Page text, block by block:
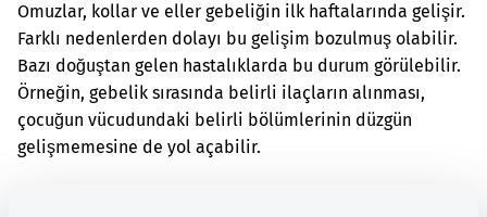
Omuzlar, kollar ve eller gebeliğin ilk haftalarında gelişir.
Farklı nedenlerden dolayı bu gelişim bozulmuş olabilir.
Bazı doğuştan gelen hastalıklarda bu durum görülebilir.
Örneğin, gebelik sırasında belirli ilaçların alınması,
çocuğun vücudundaki belirli bölümlerinin düzgün
gelişmemesine de yol açabilir.